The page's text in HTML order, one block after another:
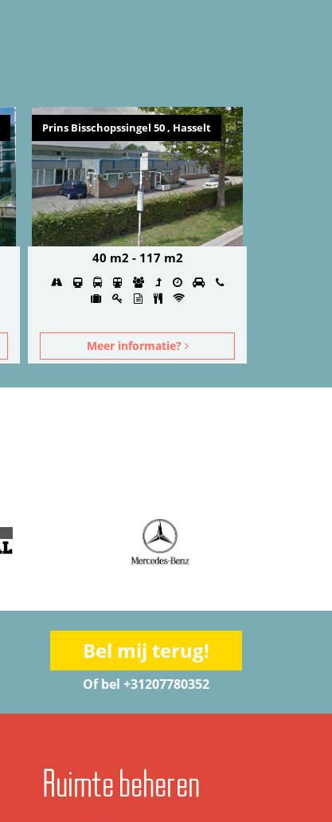
Prins Bisschopssingel 50 , Hasselt
40 m2 - 117 m2
Meer informatie?
Bel mij terug!
Of bel +31207780352
Ruimte beheren